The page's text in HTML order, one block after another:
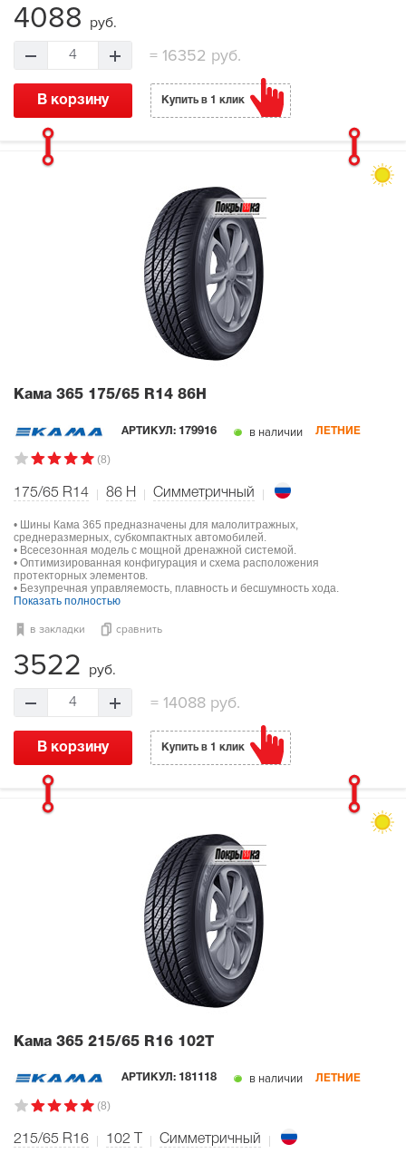
4088 руб.
4 = 16352 руб.
В корзину Купить в 1 клик
Кама 365 175/65 R14 86H
АРТИКУЛ: 179916 в наличии ЛЕТНИЕ
(8)
175/65 R14 86 H Симметричный
• Шины Кама 365 предназначены для малолитражных,
среднеразмерных, субкомпактных автомобилей.
• Всесезонная модель с мощной дренажной системой.
• Оптимизированная конфигурация и схема расположения
протекторных элементов.
• Безупречная управляемость, плавность и бесшумность хода.
Показать полностью
в закладки сравнить
3522 руб.
4 = 14088 руб.
В корзину Купить в 1 клик
Кама 365 215/65 R16 102T
АРТИКУЛ: 181118 в наличии ЛЕТНИЕ
(8)
215/65 R16 102 Симметричный